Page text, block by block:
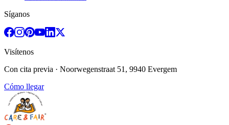
Síganos
Visítenos
Con cita previa · Noorwegenstraat 51, 9940 Evergem
Cómo llegar